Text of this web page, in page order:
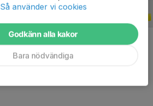
Så använder vi cookies
Godkänn alla kakor
Bara nödvändiga